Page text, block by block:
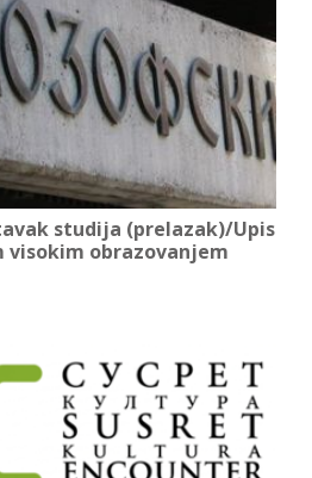
studija (prelazak)/Upis
visokim obrazovanjem